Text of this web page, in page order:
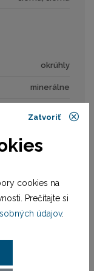
okrúhly
minerálne
Zatvoriť
cookies na
Prečítajte si
údajov.